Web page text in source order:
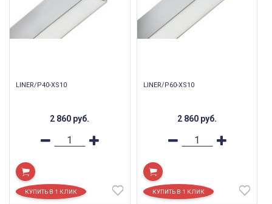
LINER/P40-XS10
2 860 руб.
LINER/P60-XS10
2 860 руб.